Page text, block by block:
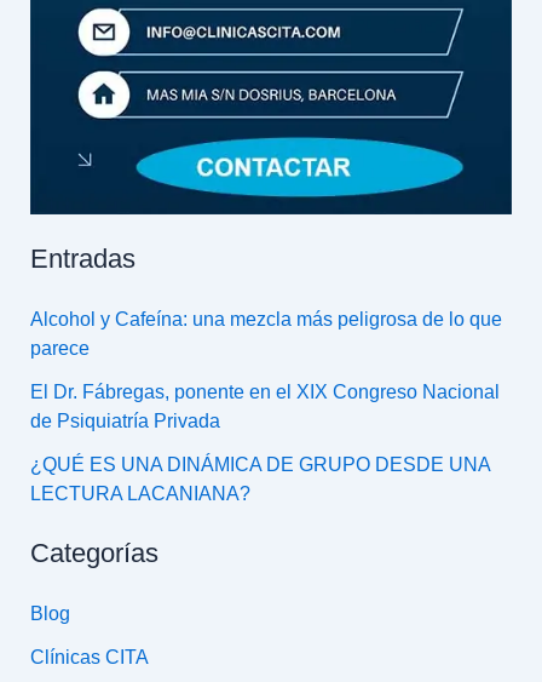
Entradas
Alcohol y Cafeína: una mezcla más peligrosa de lo que
parece
El Dr. Fábregas, ponente en el XIX Congreso Nacional
de Psiquiatría Privada
¿QUÉ ES UNA DINÁMICA DE GRUPO DESDE UNA
LECTURA LACANIANA?
Categorías
Blog
Clínicas CITA